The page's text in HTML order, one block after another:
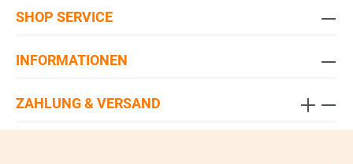
SHOP SERVICE
INFORMATIONEN
ZAHLUNG & VERSAND